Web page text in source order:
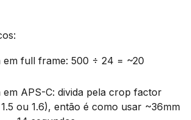
em full frame: 500 ÷ 24 = ~20
em APS-C: divida pela crop factor
ou 1.6), então é como usar ~36mm